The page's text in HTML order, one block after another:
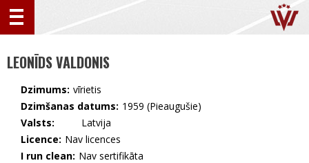
LEONĪDS VALDONIS
Dzimums: vīrietis
Dzimšanas datums: 1959 (Pieaugušie)
Valsts:
🇱🇻 Latvija
Licence: Nav licences
I run clean: Nav sertifikāta